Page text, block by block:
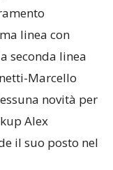
linea con
seconda linea
Marcello
novità per
Alex
il suo posto nel